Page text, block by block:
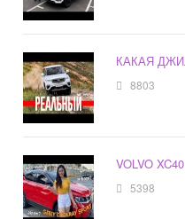
КАКАЯ
8803
VOLVO
5398